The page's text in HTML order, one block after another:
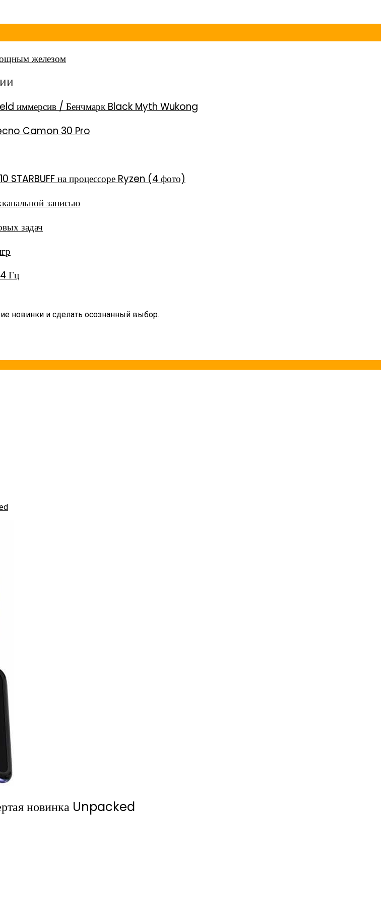
железом
ИИ
иммерсив / Бенчмарк Black Myth Wukong
Camon 30 Pro
STARBUFF на процессоре Ryzen (4 фото)
записью
задач
Гц
новинки и сделать осознанный выбор.
новинка Unpacked